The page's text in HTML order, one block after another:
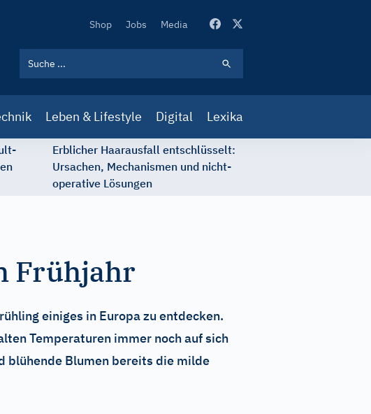
Secondary
Shop Jobs Media
Leben & Lifestyle Digital Lexika
Erblicher Haarausfall entschlüsselt:
Ursachen, Mechanismen und nicht-
operative Lösungen
Frühjahr
einiges in Europa zu entdecken.
Temperaturen immer noch auf sich
blühende Blumen bereits die milde